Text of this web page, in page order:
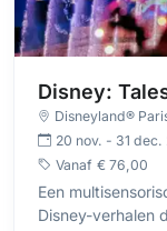
Disney:
Disneyland®
20 nov. - 31 dec.
Vanaf € 76,00
Een
Disney-verhalen